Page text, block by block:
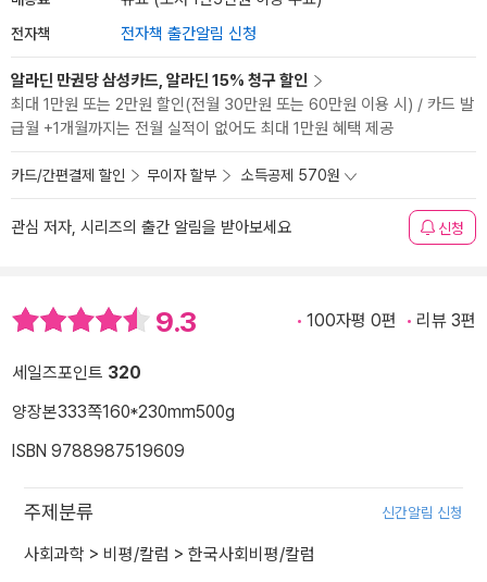
전자책 전자책 출간알림 신청
알라딘 만권당 삼성카드, 알라딘 15% 청구 할인
최대 1만원 또는 2만원 할인(전월 30만원 또는 60만원 이용 시) / 카드 발
급월 +1개월까지는 전월 실적이 없어도 최대 1만원 혜택 제공
카드/간편결제 할인 무이자 할부 소득공제 570원
관심 저자, 시리즈의 출간 알림을 받아보세요 신청
9.3 100자평 0편 리뷰 3편
세일즈포인트 320
양장본333쪽160*230mm500g
ISBN 9788987519609
주제분류 신간알림 신청
사회과학 > 비평/칼럼 > 한국사회비평/칼럼